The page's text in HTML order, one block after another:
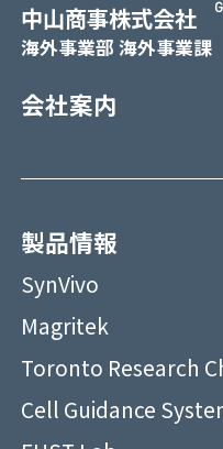
中山商事株式会社
海外事業部 海外事業課
会社案内
製品情報
SynVivo
Magritek
Toronto Research
Cell Guidance